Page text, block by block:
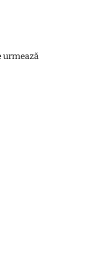
urmează